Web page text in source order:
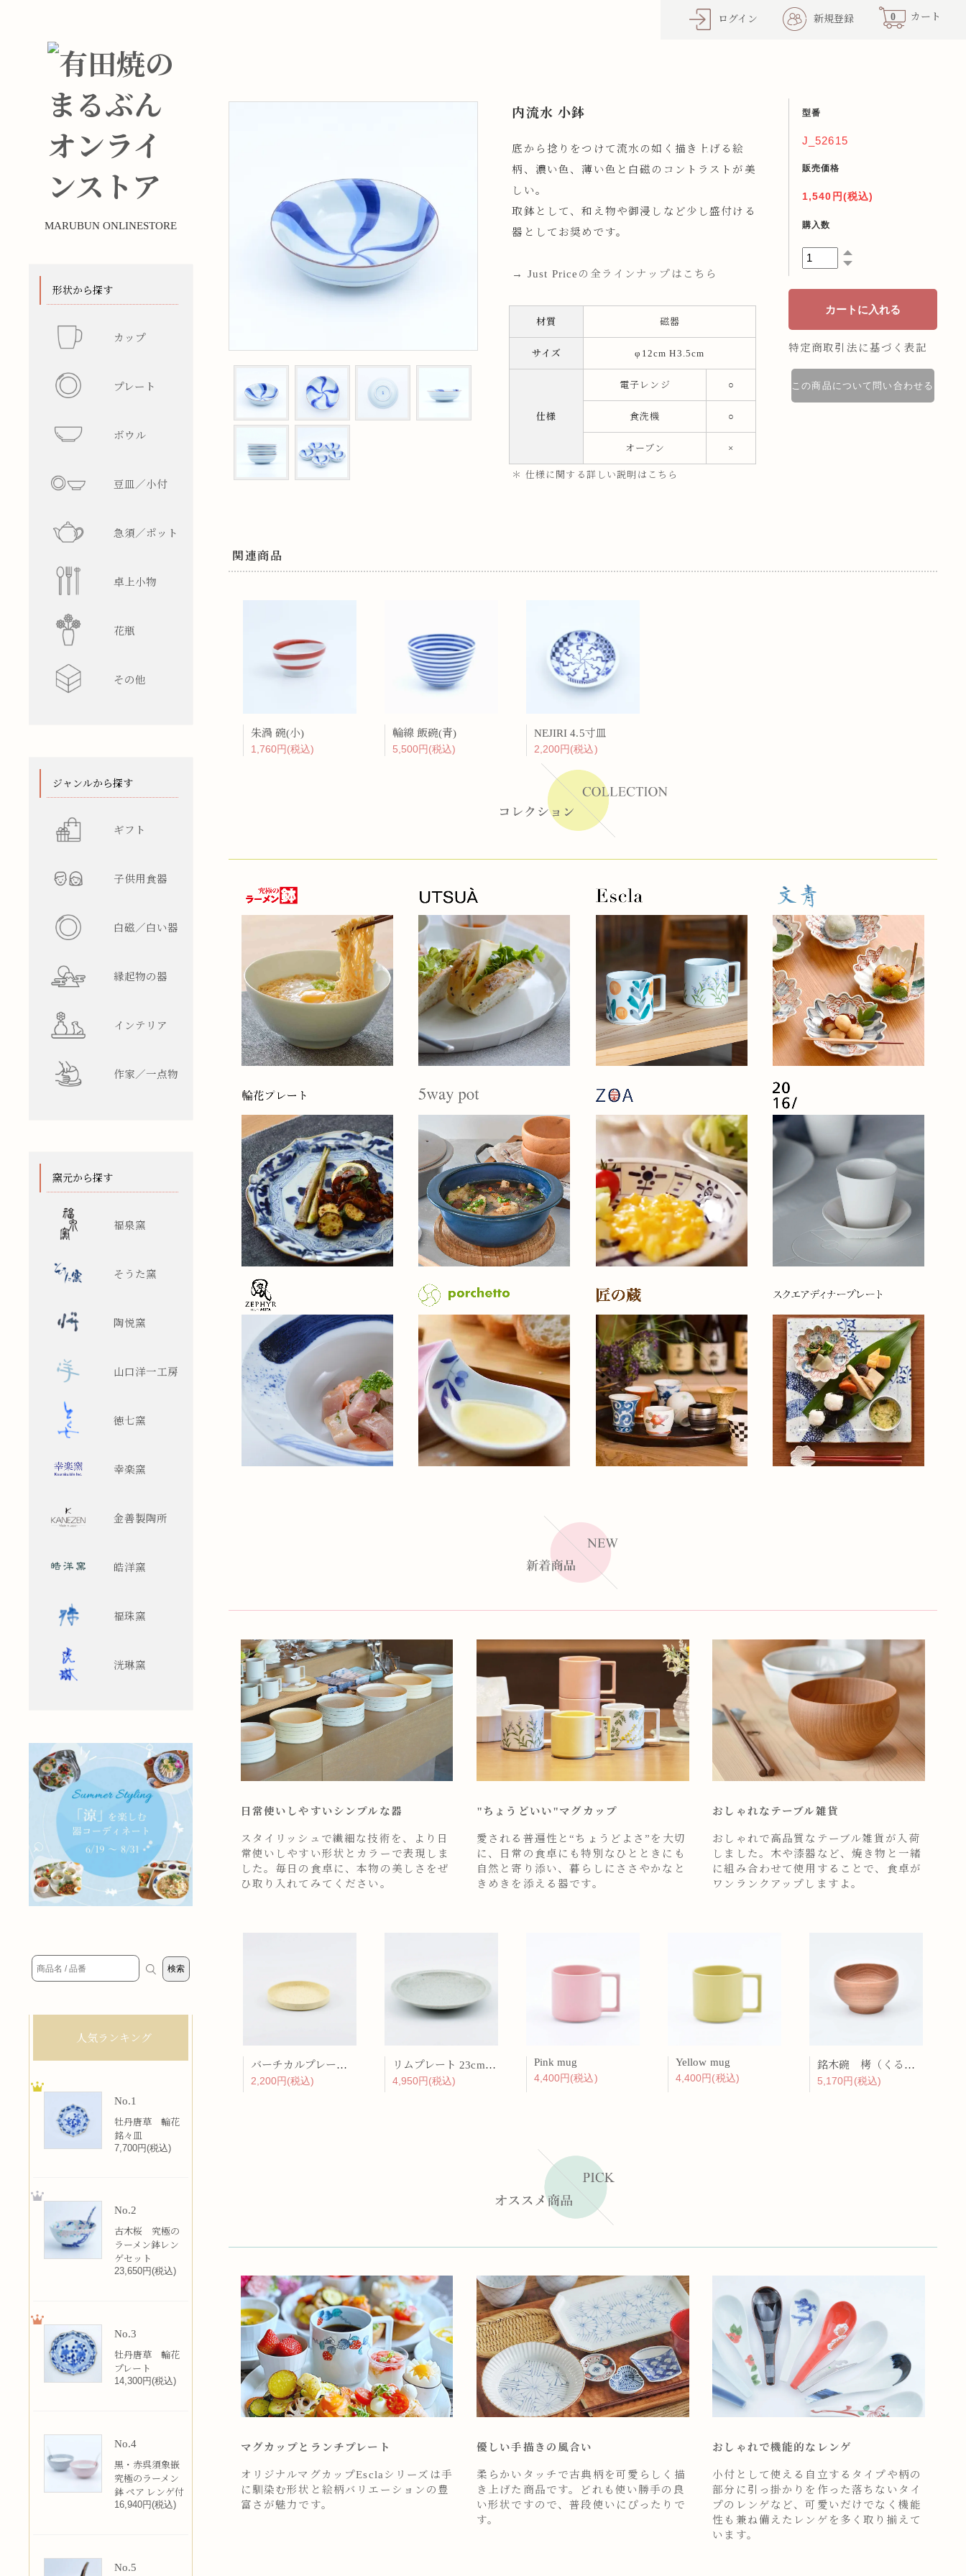
ログイン 新規登録 0 カート
MARUBUN ONLINESTORE
内流水 小鉢
底から捻りをつけて流水の如く描き上げる絵
柄、濃い色、薄い色と白磁のコントラストが美
しい。
取鉢として、和え物や御浸しなど少し盛付ける
器としてお奨めです。
→ Just Priceの全ラインナップはこちら
材質 磁器
サイズ φ12cm H3.5cm
仕様
電子レンジ ○
食洗機 ○
オーブン ×
＊ 仕様に関する詳しい説明はこちら
型番
J_52615
販売価格
1,540円(税込)
購入数
特定商取引法に基づく表記
この商品について問い合わせる
関連商品
朱渦 碗(小)
1,760円(税込)
輪線 飯碗(青)
5,500円(税込)
NEJIRI 4.5寸皿
2,200円(税込)
日常使いしやすいシンプルな器
スタイリッシュで繊細な技術を、より日
常使いしやすい形状とカラーで表現しま
した。毎日の食卓に、本物の美しさをぜ
ひ取り入れてみてください。
"ちょうどいい"マグカップ
愛される普遍性と“ちょうどよさ”を大切
に、日常の食卓にも特別なひとときにも
自然と寄り添い、暮らしにささやかなと
きめきを添える器です。
おしゃれなテーブル雑貨
おしゃれで高品質なテーブル雑貨が入荷
しました。木や漆器など、焼き物と一緒
に組み合わせて使用することで、食卓が
ワンランクアップしますよ。
バーチカルプレート 15cm 化粧土
2,200円(税込)
リムプレート 23cm 呉須散
4,950円(税込)
Pink mug
4,400円(税込)
Yellow mug
4,400円(税込)
銘木碗 栲（くるみ）
5,170円(税込)
マグカップとランチプレート
オリジナルマグカップEsclaシリーズは手
に馴染む形状と絵柄バリエーションの豊
富さが魅力です。
優しい手描きの風合い
柔らかいタッチで古典柄を可愛らしく描
き上げた商品です。どれも使い勝手の良
い形状ですので、普段使いにぴったりで
す。
おしゃれで機能的なレンゲ
小付として使える自立するタイプや柄の
部分に引っ掛かりを作った落ちないタイ
プのレンゲなど、可愛いだけでなく機能
性も兼ね備えたレンゲを多く取り揃えて
います。
形状から探す
カップ
マグカップ
プレート 丸型
ボウル
豆皿／小付
急須／ポット
水差し
卓上小物
レンゲ
箸/カトラリー
花瓶
カップ型
花瓶
その他 ワインクーラー
陶箱
ジャンルから探す
ギフト
子供用食器
白磁／白い器
縁起物の器
インテリア
作家／一点物
窯元から探す
福泉窯
そうた窯
陶悦窯
山口洋一工房
徳七窯
幸楽窯
金善製陶所
皓洋窯
福珠窯
洸琳窯
人気ランキング
No.1
牡丹唐草 輪花
銘々皿
7,700円(税込)
No.2
古木桜 究極の
ラーメン鉢レン
ゲセット
23,650円(税込)
No.3
牡丹唐草 輪花
プレート
14,300円(税込)
No.4
黒・赤呉須象嵌
究極のラーメン
鉢 ペア レンゲ付
16,940円(税込)
No.5